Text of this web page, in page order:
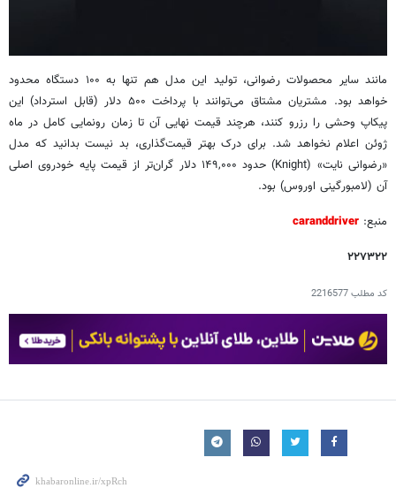
مانند سایر محصولات رضوانی، تولید این مدل هم تنها به ۱۰۰ دستگاه محدود
خواهد بود. مشتریان مشتاق می‌توانند با پرداخت ۵۰۰ دلار (قابل استرداد) این
پیکاپ وحشی را رزرو کنند، هرچند قیمت نهایی آن تا زمان رونمایی کامل در ماه
ژوئن اعلام نخواهد شد. برای درک بهتر قیمت‌گذاری، بد نیست بدانید که مدل
«رضوانی نایت» (Knight) حدود ۱۴۹,۰۰۰ دلار گران‌تر از قیمت پایه خودروی اصلی
آن (لامبورگینی اوروس) بود.
منبع: caranddriver
۲۲۷۳۲۲
کد مطلب2216577